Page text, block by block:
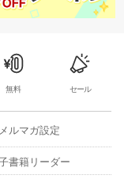
無料 セール
メルマガ設定
書籍リーダー